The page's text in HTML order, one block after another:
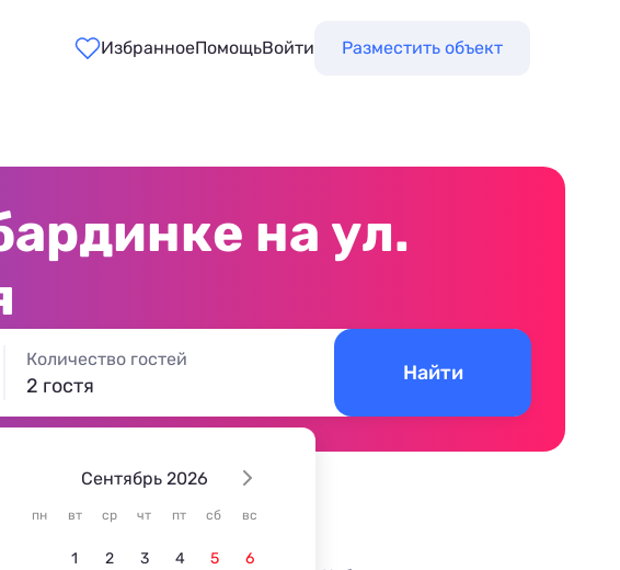
ИзбранноеПомощьВойти Разместить объект
на ул.
Сентябрь 2026
пн вт ср чт пт сб вс
1 2 3 4 5
6
Количество гостей
2 гостя
Найти
Дообская